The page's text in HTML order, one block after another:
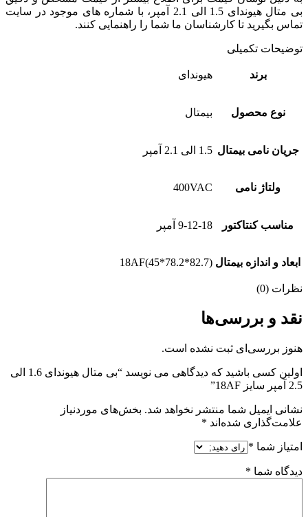
بی متال هیوندای 1.5 الی 2.1 آمپر، با شماره های موجود در سایت
تماس بگیرید تا کارشناسان ما شما را راهنمایی کنند.
توضیحات تکمیلی
برند هیوندای
نوع محصول بیمتال
جریان نامی بیمتال 1.5 الی 2.1 آمپر
ولتاژ نامی 400VAC
مناسب کنتاکتور 9-12-18 آمپر
ابعاد و اندازه بیمتال 18AF(45*78.2*82.7)
نظرات (0)
نقد و بررسی‌ها
هنوز بررسی‌ای ثبت نشده است.
اولین کسی باشید که دیدگاهی می نویسد “بی متال هیوندای 1.6 الی
2.5 آمپر سایز 18AF”
نشانی ایمیل شما منتشر نخواهد شد. بخش‌های موردنیاز
علامت‌گذاری شده‌اند *
امتیاز شما *
دیدگاه شما *